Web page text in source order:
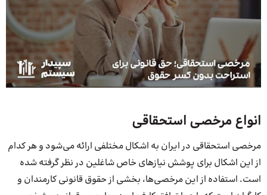
انواع مرخصی استحقاقی
مرخصی استحقاقی در ایران به اشکال مختلفی ارائه می‌شود و هر کدام
از این اشکال برای پوشش نیازهای خاص شاغلین در نظر گرفته شده
است. استفاده از این مرخصی‌ها، بخشی از حقوق قانونی کارمندان و